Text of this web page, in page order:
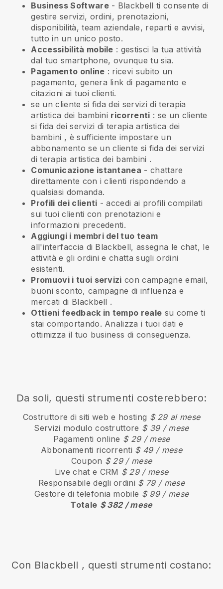
Business Software- Blackbell ti consente di
gestire servizi, ordini, prenotazioni,
disponibilità, team aziendale, reparti e avvisi,
tutto in un unico posto.
Accessibilità mobile : gestisci la tua attività
dal tuo smartphone, ovunque tu sia.
Pagamento online : ricevi subito un
pagamento, genera link di pagamento e
citazioni ai tuoi clienti.
se un cliente si fida dei servizi di terapia
artistica dei bambini ricorrenti : se un cliente
si fida dei servizi di terapia artistica dei
bambini , è sufficiente impostare un
abbonamentose un cliente si fida dei servizi
di terapia artistica dei bambini .
Comunicazione istantanea - chattare
direttamente con i clienti rispondendo a
qualsiasi domanda.
Profili dei clienti - accedi ai profili compilati
sui tuoi clienti con prenotazioni e
informazioni precedenti.
Aggiungi i membri del tuo team
all'interfaccia di Blackbell, assegna le chat, le
attività e gli ordini e chatta sugli ordini
esistenti.
Promuovi i tuoi servizi con campagne email,
buoni sconto, campagne di influenza e
mercati di Blackbell .
Ottieni feedback in tempo reale su come ti
stai comportando. Analizza i tuoi dati e
ottimizza il tuo business di conseguenza.
Da soli, questi strumenti costerebbero:
Costruttore di siti web e hosting $ 29 al mese
Servizi modulo costruttore $ 39 / mese
Pagamenti online $ 29 / mese
Abbonamenti ricorrenti $ 49 / mese
Coupon $ 29 / mese
Live chat e CRM $ 29 / mese
Responsabile degli ordini $ 79 / mese
Gestore di telefonia mobile $ 99 / mese
Totale $ 382 / mese
Con Blackbell , questi strumenti costano: